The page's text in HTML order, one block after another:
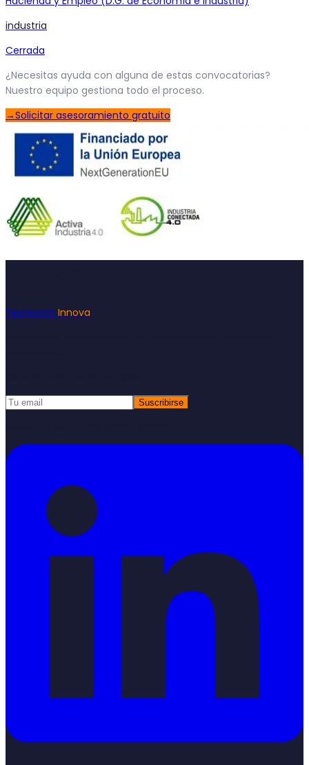
industria
Cerrada
¿Necesitas ayuda con alguna de estas convocatorias?
Nuestro equipo gestiona todo el proceso.
→Solicitar asesoramiento gratuito
Tecnocim Innova
Suscribirse